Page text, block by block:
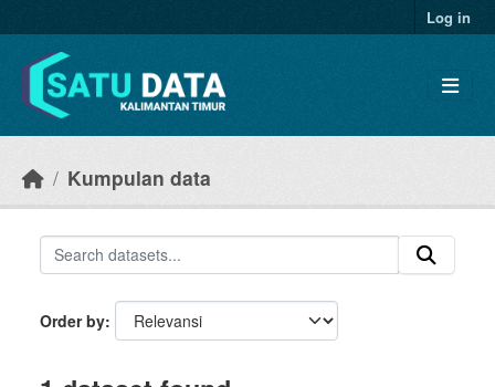
Log in
Kumpulan data
Order by